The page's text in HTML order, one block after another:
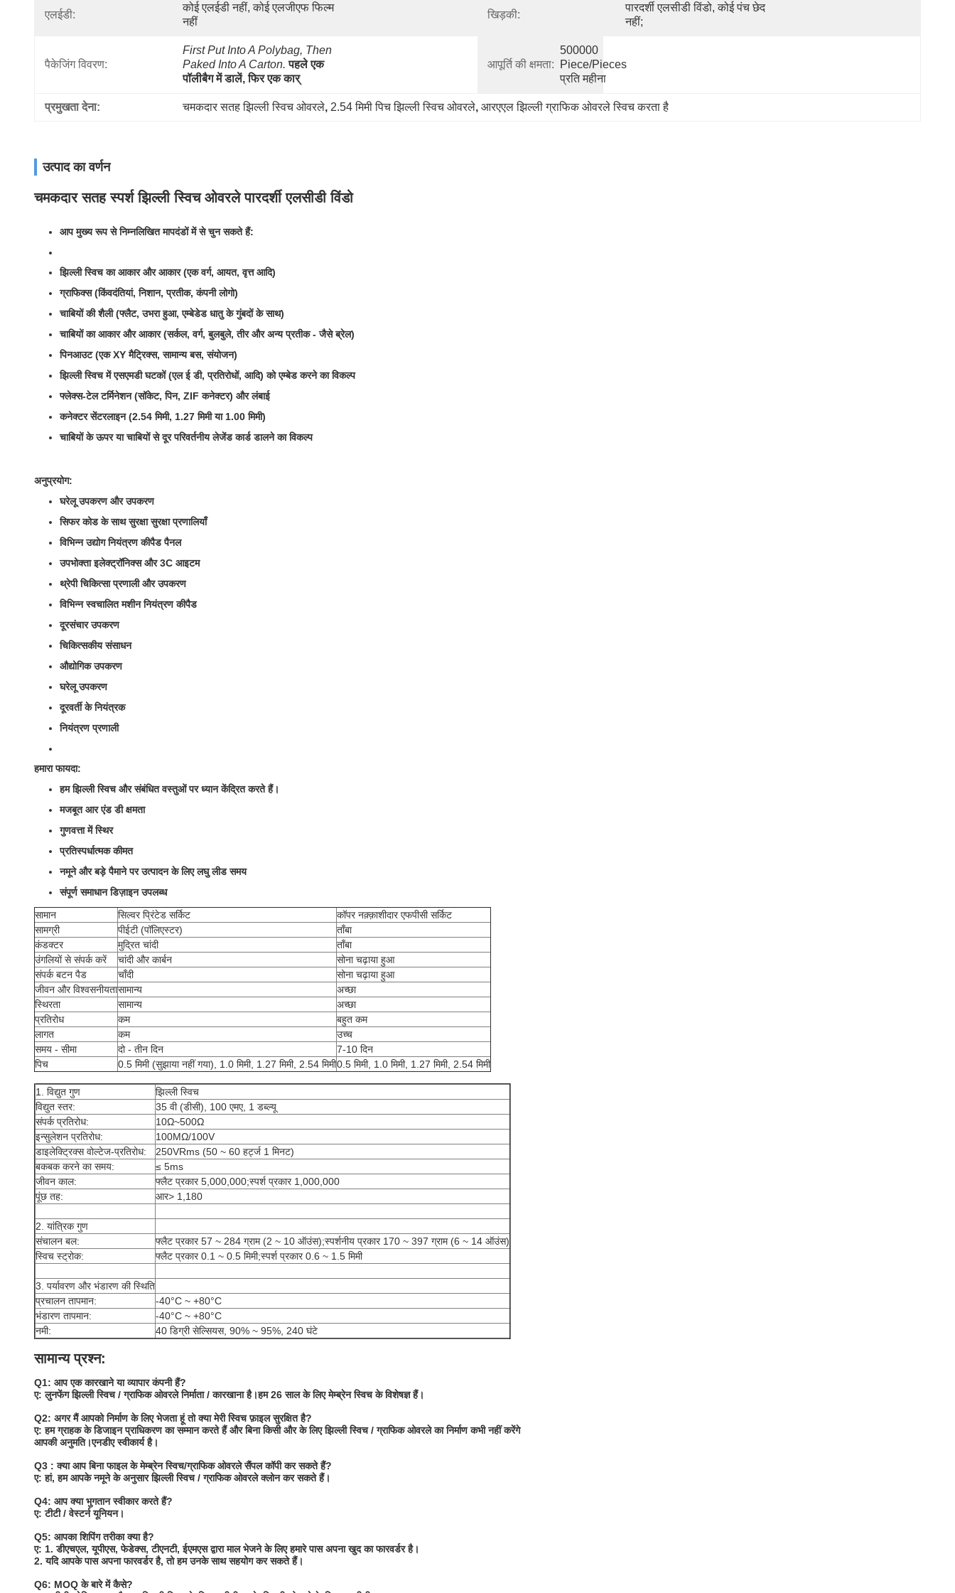
एलईडी:
कोई एलईडी नहीं, कोई एलजीएफ फिल्म
नहीं
खिड़की:
पारदर्शी एलसीडी विंडो, कोई पंच छेद
नहीं;
पैकेजिंग विवरण:
First Put Into A Polybag, Then
Paked Into A Carton. पहले एक
पॉलीबैग में डालें, फिर एक कार्
आपूर्ति की क्षमता:
500000
Piece/Pieces
प्रति महीना
प्रमुखता देना: चमकदार सतह झिल्ली स्विच ओवरले, 2.54 मिमी पिच झिल्ली स्विच ओवरले, आरएएल झिल्ली ग्राफिक ओवरले स्विच करता है
उत्पाद का वर्णन
चमकदार सतह स्पर्श झिल्ली स्विच ओवरले पारदर्शी एलसीडी विंडो
आप मुख्य रूप से निम्नलिखित मापदंडों में से चुन सकते हैं:
झिल्ली स्विच का आकार और आकार (एक वर्ग, आयत, वृत्त आदि)
ग्राफिक्स (किंवदंतियां, निशान, प्रतीक, कंपनी लोगो)
चाबियों की शैली (फ्लैट, उभरा हुआ, एम्बेडेड धातु के गुंबदों के साथ)
चाबियों का आकार और आकार (सर्कल, वर्ग, बुलबुले, तीर और अन्य प्रतीक - जैसे ब्रेल)
पिनआउट (एक XY मैट्रिक्स, सामान्य बस, संयोजन)
झिल्ली स्विच में एसएमडी घटकों (एल ई डी, प्रतिरोधों, आदि) को एम्बेड करने का विकल्प
फ्लेक्स-टेल टर्मिनेशन (सॉकेट, पिन, ZIF कनेक्टर) और लंबाई
कनेक्टर सेंटरलाइन (2.54 मिमी, 1.27 मिमी या 1.00 मिमी)
चाबियों के ऊपर या चाबियों से दूर परिवर्तनीय लेजेंड कार्ड डालने का विकल्प
अनुप्रयोग:
घरेलू उपकरण और उपकरण
सिफर कोड के साथ सुरक्षा सुरक्षा प्रणालियाँ
विभिन्न उद्योग नियंत्रण कीपैड पैनल
उपभोक्ता इलेक्ट्रॉनिक्स और 3C आइटम
थ्रेपी चिकित्सा प्रणाली और उपकरण
विभिन्न स्वचालित मशीन नियंत्रण कीपैड
दूरसंचार उपकरण
चिकित्सकीय संसाधन
औद्योगिक उपकरण
घरेलू उपकरण
दूरवर्ती के नियंत्रक
नियंत्रण प्रणाली
हमारा फायदा:
हम झिल्ली स्विच और संबंधित वस्तुओं पर ध्यान केंद्रित करते हैं।
मजबूत आर एंड डी क्षमता
गुणवत्ता में स्थिर
प्रतिस्पर्धात्मक कीमत
नमूने और बड़े पैमाने पर उत्पादन के लिए लघु लीड समय
संपूर्ण समाधान डिज़ाइन उपलब्ध
सामान
सिल्वर प्रिंटेड सर्किट
कॉपर नक़्क़ाशीदार एफपीसी सर्किट
सामग्री
पीईटी (पॉलिएस्टर)
ताँबा
कंडक्टर
मुद्रित चांदी
ताँबा
उंगलियों से संपर्क करें
चांदी और कार्बन
सोना चढ़ाया हुआ
संपर्क बटन पैड
चाँदी
सोना चढ़ाया हुआ
जीवन और विश्वसनीयतासामान्य
अच्छा
स्थिरता
सामान्य
अच्छा
प्रतिरोध
कम
बहुत कम
लागत
कम
उच्च
समय - सीमा
दो - तीन दिन
7-10 दिन
पिच
0.5 मिमी (सुझाया नहीं गया), 1.0 मिमी, 1.27 मिमी, 2.54 मिमी0.5 मिमी, 1.0 मिमी, 1.27 मिमी, 2.54 मिमी
1. विद्युत गुण
झिल्ली स्विच
विद्युत स्तर:
35 वी (डीसी), 100 एमए, 1 डब्ल्यू
संपर्क प्रतिरोध:
10Ω~500Ω
इन्सुलेशन प्रतिरोध:
100MΩ/100V
डाइलेक्ट्रिक्स वोल्टेज-प्रतिरोध:
250VRms (50 ~ 60 हर्ट्ज 1 मिनट)
बकबक करने का समय:
≤ 5ms
जीवन काल:
फ्लैट प्रकार 5,000,000;स्पर्श प्रकार 1,000,000
पूंछ तह:
आर> 1,180
2. यांत्रिक गुण
संचालन बल:
फ्लैट प्रकार 57 ~ 284 ग्राम (2 ~ 10 ऑउंस);स्पर्शनीय प्रकार 170 ~ 397 ग्राम (6 ~ 14 ऑउंस)
स्विच स्ट्रोक:
फ्लैट प्रकार 0.1 ~ 0.5 मिमी;स्पर्श प्रकार 0.6 ~ 1.5 मिमी
3. पर्यावरण और भंडारण की स्थिति
प्रचालन तापमान:
-40°C ~ +80°C
भंडारण तापमान:
-40°C ~ +80°C
नमी:
40 डिग्री सेल्सियस, 90% ~ 95%, 240 घंटे
सामान्य प्रश्न:
Q1: आप एक कारखाने या व्यापार कंपनी हैं?
ए: लुनफेंग झिल्ली स्विच / ग्राफिक ओवरले निर्माता / कारखाना है।हम 26 साल के लिए मेम्ब्रेन स्विच के विशेषज्ञ हैं।
Q2: अगर मैं आपको निर्माण के लिए भेजता हूं तो क्या मेरी स्विच फ़ाइल सुरक्षित है?
ए: हम ग्राहक के डिजाइन प्राधिकरण का सम्मान करते हैं और बिना किसी और के लिए झिल्ली स्विच / ग्राफिक ओवरले का निर्माण कभी नहीं करेंगे
आपकी अनुमति।एनडीए स्वीकार्य है।
Q3 : क्या आप बिना फाइल के मेम्ब्रेन स्विच/ग्राफिक ओवरले सैंपल कॉपी कर सकते हैं?
ए: हां, हम आपके नमूने के अनुसार झिल्ली स्विच / ग्राफिक ओवरले क्लोन कर सकते हैं।
Q4: आप क्या भुगतान स्वीकार करते हैं?
ए: टीटी / वेस्टर्न यूनियन।
Q5: आपका शिपिंग तरीका क्या है?
ए: 1. डीएचएल, यूपीएस, फेडेक्स, टीएनटी, ईएमएस द्वारा माल भेजने के लिए हमारे पास अपना खुद का फारवर्डर है।
2. यदि आपके पास अपना फारवर्डर है, तो हम उनके साथ सहयोग कर सकते हैं।
Q6: MOQ के बारे में कैसे?